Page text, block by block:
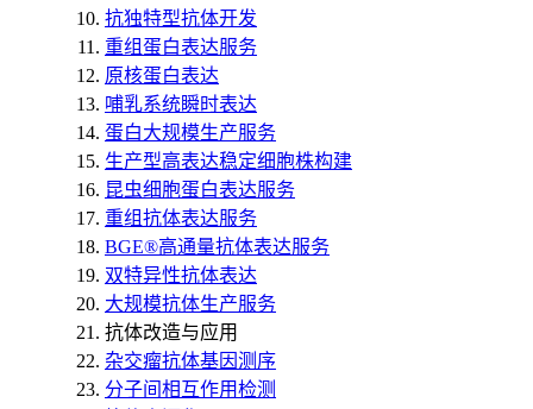
抗独特型抗体开发
重组蛋白表达服务
原核蛋白表达
哺乳系统瞬时表达
蛋白大规模生产服务
生产型高表达稳定细胞株构建
昆虫细胞蛋白表达服务
重组抗体表达服务
BGE®高通量抗体表达服务
双特异性抗体表达
大规模抗体生产服务
抗体改造与应用
杂交瘤抗体基因测序
分子间相互作用检测